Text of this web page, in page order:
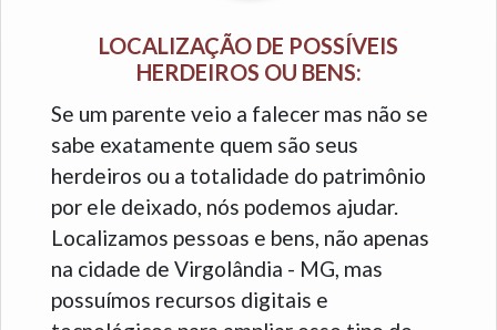
LOCALIZAÇÃO DE POSSÍVEIS
HERDEIROS OU BENS:
Se um parente veio a falecer mas não se
sabe exatamente quem são seus
herdeiros ou a totalidade do patrimônio
por ele deixado, nós podemos ajudar.
Localizamos pessoas e bens, não apenas
na cidade de Virgolândia - MG, mas
possuímos recursos digitais e